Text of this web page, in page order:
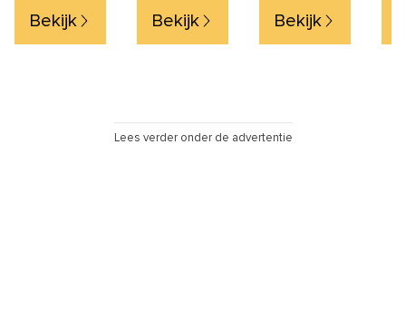
Bekijk
Bekijk
Poster
Bekijk
Lees verder onder de advertentie